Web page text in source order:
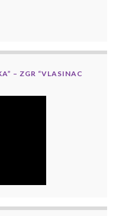
– ZGR “VLASINAC